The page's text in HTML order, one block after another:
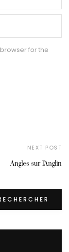
for the
NEXT POST
Angles-sur-l'Anglin